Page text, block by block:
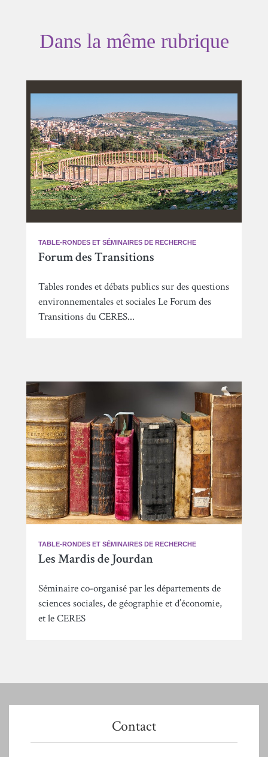
Dans la même rubrique
TABLE-RONDES ET SÉMINAIRES DE RECHERCHE
Forum des Transitions
Tables rondes et débats publics sur des questions
environnementales et sociales Le Forum des
Transitions du CERES...
TABLE-RONDES ET SÉMINAIRES DE RECHERCHE
Les Mardis de Jourdan
Séminaire co-organisé par les départements de
sciences sociales, de géographie et d’économie,
et le CERES
Contact